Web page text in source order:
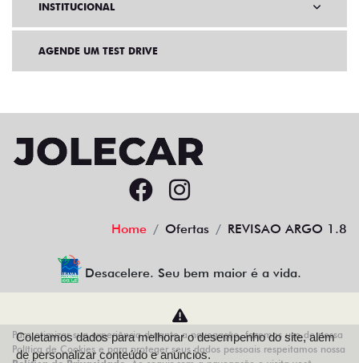
INSTITUCIONAL
AGENDE UM TEST DRIVE
Home Ofertas REVISAO ARGO 1.8
Desacelere. Seu bem maior é a vida.
AZZURRA VEICULOS LTDA
Para otimizar sua experiência durante a navegação, fazemos uso de nossa
Política de Cookies e para proteger seus dados pessoais respeitamos nossa
Coletamos dados para melhorar o desempenho do site, além
de personalizar conteúdo e anúncios.